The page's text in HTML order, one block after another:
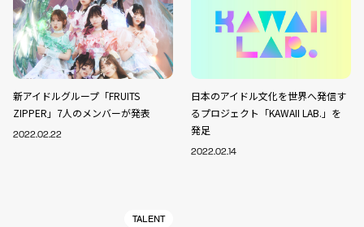
新アイドルグループ「FRUITS
ZIPPER」7人のメンバーが発表
2022.02.22
日本のアイドル文化を世界へ発信す
るプロジェクト「KAWAII LAB.」を
発足
2022.02.14
TALENT